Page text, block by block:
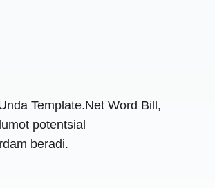
Template.Net Word Bill,
potentsial
beradi.